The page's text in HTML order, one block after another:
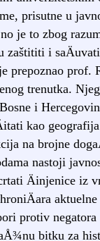
prisutne u
je to zbog
i
prepoznao prof.
trenutka.
i
kao
na brojne
nastoji
Äinjenice iz
protiv negatora
bitku za